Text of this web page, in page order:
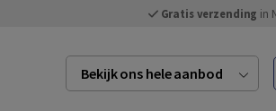
Gratis verzending in
Bekijk ons hele aanbod